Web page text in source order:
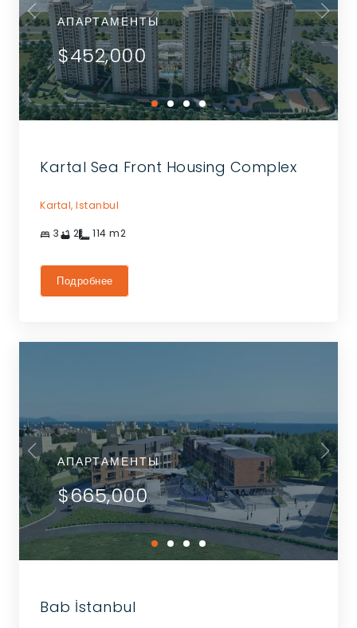
АПАРТАМЕНТЫ
$452,000
Kartal Sea Front Housing Complex
Kartal, Istanbul
3 2 114 m2
Подробнее
АПАРТАМЕНТЫ
$665,000
Bab İstanbul